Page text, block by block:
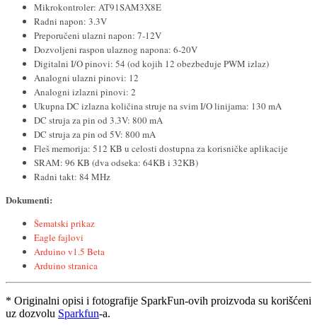
Mikrokontroler: AT91SAM3X8E
Radni napon: 3.3V
Preporučeni ulazni napon: 7-12V
Dozvoljeni raspon ulaznog napona: 6-20V
Digitalni I/O pinovi: 54 (od kojih 12 obezbeđuje PWM izlaz)
Analogni ulazni pinovi: 12
Analogni izlazni pinovi: 2
Ukupna DC izlazna količina struje na svim I/O linijama: 130 mA
DC struja za pin od 3.3V: 800 mA
DC struja za pin od 5V: 800 mA
Fleš memorija: 512 KB u celosti dostupna za korisničke aplikacije
SRAM: 96 KB (dva odseka: 64KB i 32KB)
Radni takt: 84 MHz
Dokumenti:
Šematski prikaz
Eagle fajlovi
Arduino v1.5 Beta
Arduino stranica
* Originalni opisi i fotografije SparkFun-ovih proizvoda su korišćeni
uz dozvolu Sparkfun-a.